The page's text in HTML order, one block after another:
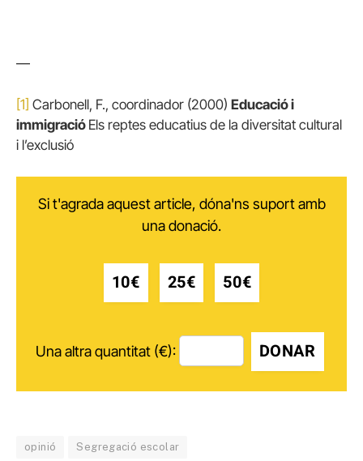
—
[1] Carbonell, F., coordinador (2000) Educació i
immigració Els reptes educatius de la diversitat cultural
i l’exclusió
Si t'agrada aquest article, dóna'ns suport amb
una donació.
10€ 25€ 50€
Una altra quantitat (€): DONAR
opinió Segregació escolar